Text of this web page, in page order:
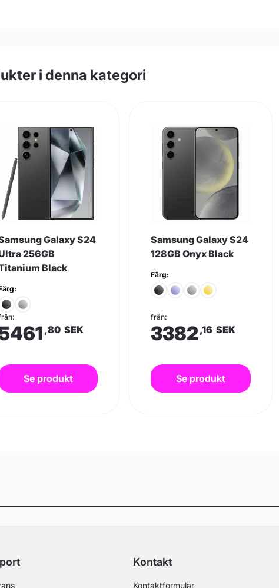
i denna kategori
Galaxy S24
256GB
Black
,80 SEK
Se produkt
Samsung Galaxy S24
128GB Onyx Black
Färg:
från:
3382 ,16 SEK
Se produkt
Kontakt
Kontaktformulär